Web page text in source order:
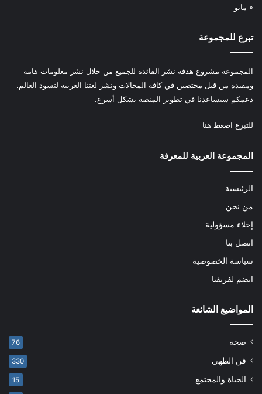
« مايو
تبرع للمجموعة
المجموعة مشروع هدفه نشر الفائدة للجميع من خلال نشر معلومات هامة
ومفيدة من قبل مختصين في كافة المجالات ونشر لغتنا العربية لتسود العالم.
دعمكم سيساعدنا في تطوير المنصة بشكل أسرع.
للتبرع اضغط هنا
المجموعة العربية للمعرفة
الرئيسية
من نحن
إخلاء مسؤولية
اتصل بنا
سياسة الخصوصية
انضم لفريقنا
المواضيع الشائعة
صحة 76
فن الطهي 330
الحياة والمجتمع 15